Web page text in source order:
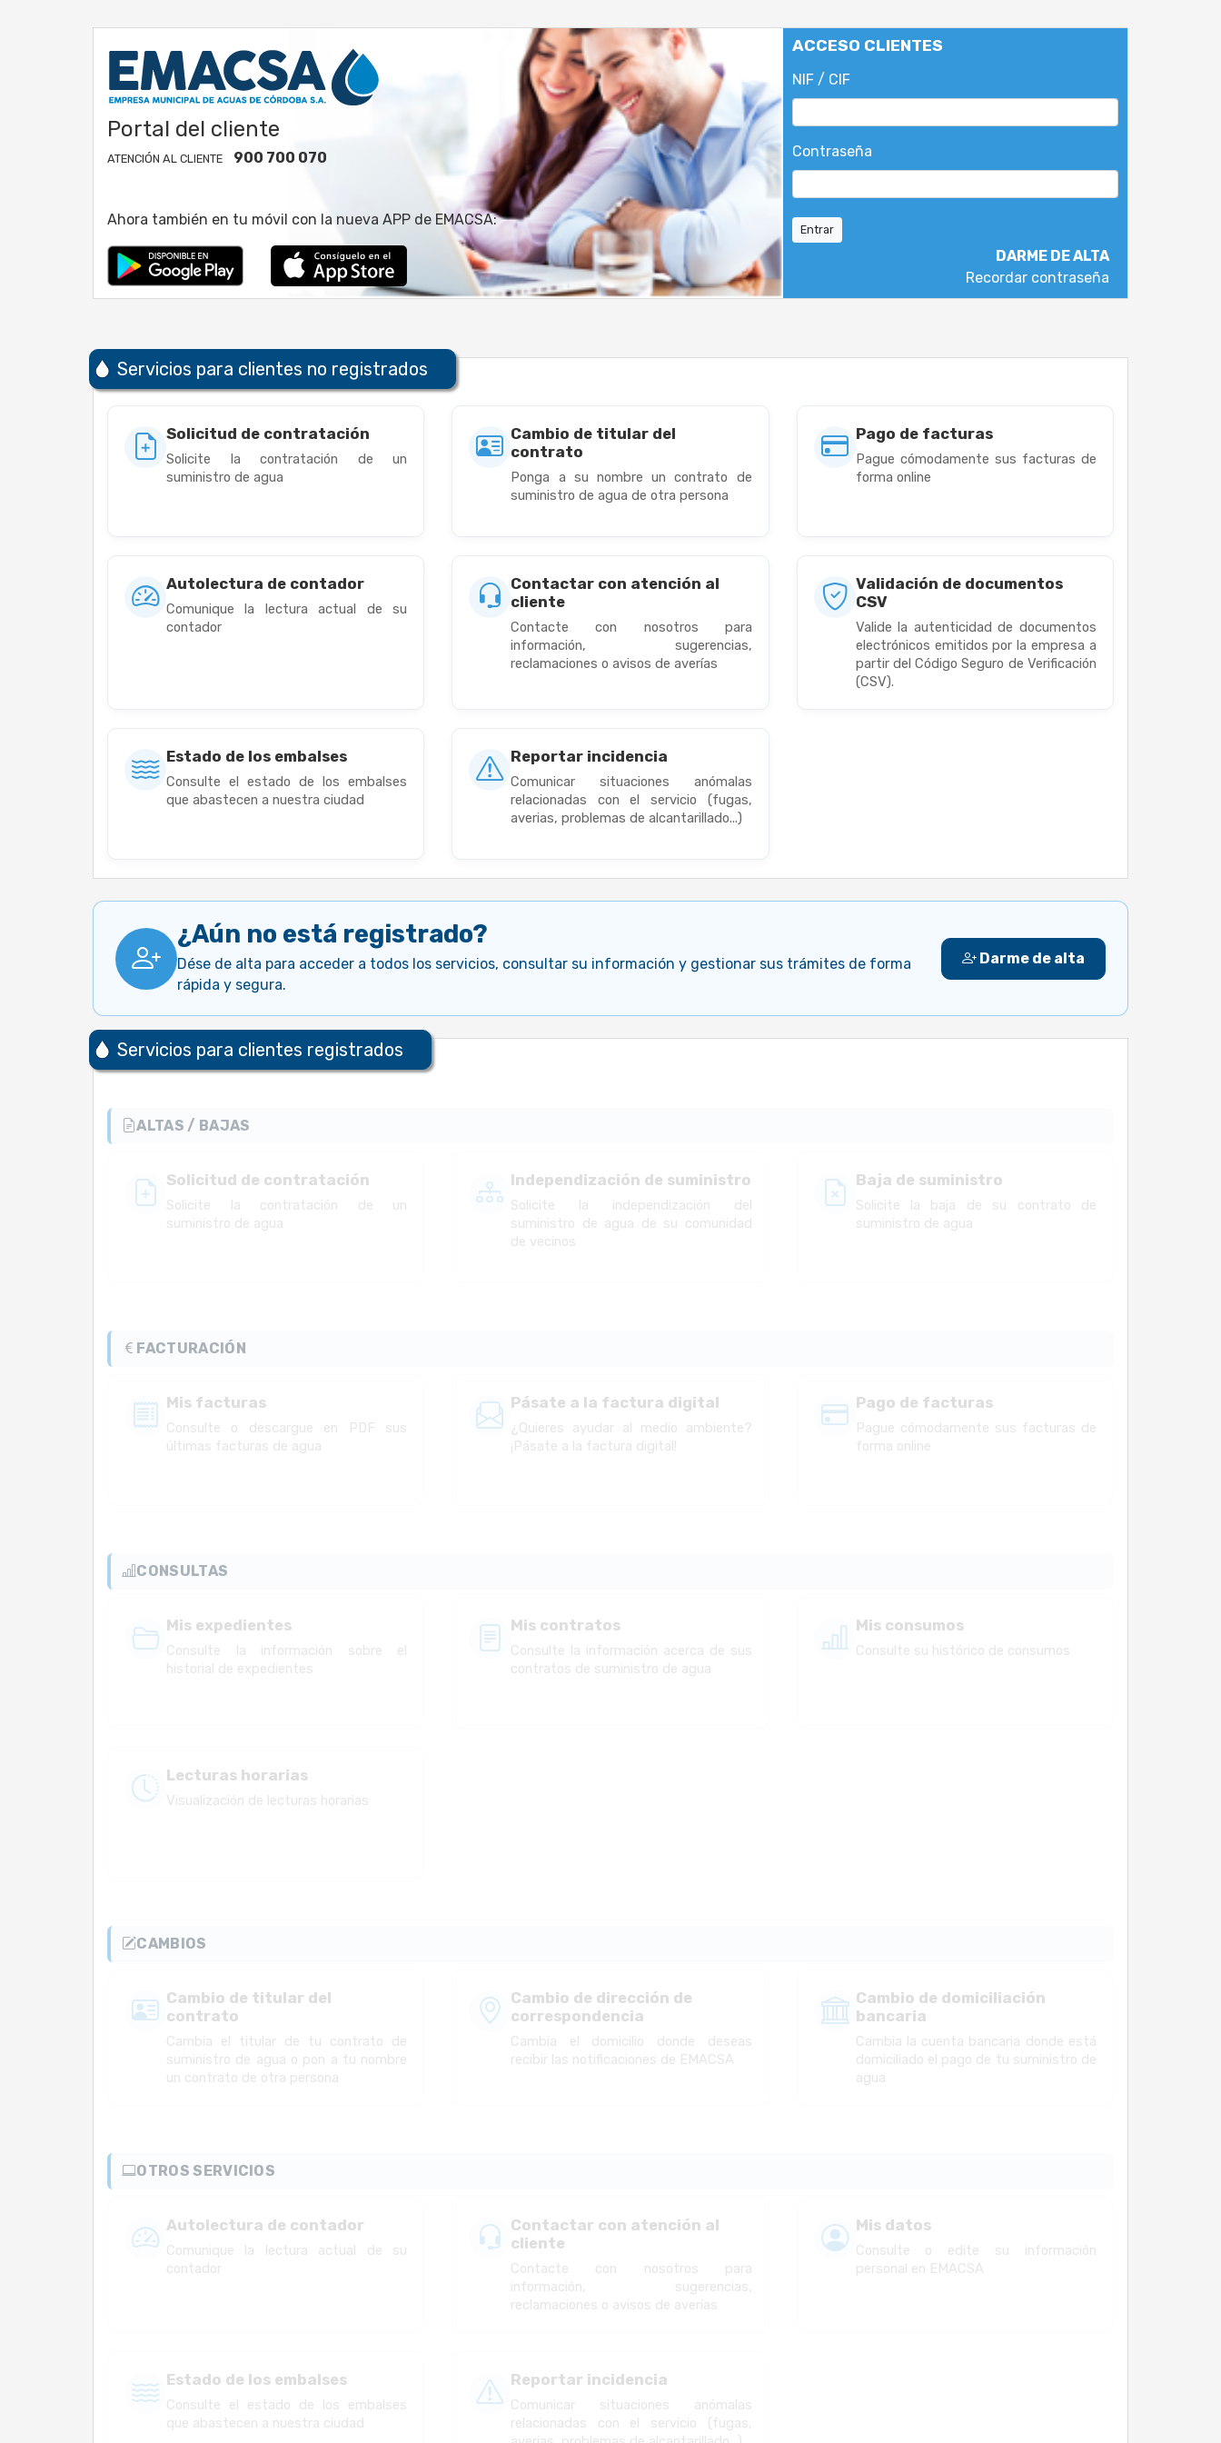
Portal del cliente
ATENCIÓN AL CLIENTE 900 700 070
Ahora también en tu móvil con la nueva APP de EMACSA:
ACCESO CLIENTES
NIF / CIF
Contraseña
Entrar
DARME DE ALTA
Recordar contraseña
Servicios para clientes no registrados
Solicitud de contratación
Solicite la contratación de un
suministro de agua
Cambio de titular del
contrato
Ponga a su nombre un contrato de
suministro de agua de otra persona
Pago de facturas
Pague cómodamente sus facturas de
forma online
Autolectura de contador
Comunique la lectura actual de su
contador
Contactar con atención al
cliente
Contacte con nosotros para
información, sugerencias,
reclamaciones o avisos de averías
Validación de documentos
CSV
Valide la autenticidad de documentos
electrónicos emitidos por la empresa a
partir del Código Seguro de Verificación
(CSV).
Estado de los embalses
Consulte el estado de los embalses
que abastecen a nuestra ciudad
Reportar incidencia
Comunicar situaciones anómalas
relacionadas con el servicio (fugas,
averias, problemas de alcantarillado...)
¿Aún no está registrado?
Dése de alta para acceder a todos los servicios, consultar su información y gestionar sus trámites de forma
rápida y segura.
Darme de alta
Servicios para clientes registrados
ALTAS / BAJAS
Solicitud de contratación
Solicite la contratación de un
suministro de agua
Independización de suministro
Solicite la independización del
suministro de agua de su comunidad
de vecinos
Baja de suministro
Solicite la baja de su contrato de
suministro de agua
FACTURACIÓN
Mis facturas
Consulte o descargue en PDF sus
últimas facturas de agua
Pásate a la factura digital
¿Quieres ayudar al medio ambiente?
¡Pásate a la factura digital!
Pago de facturas
Pague cómodamente sus facturas de
forma online
CONSULTAS
Mis expedientes
Consulte la información sobre el
historial de expedientes
Mis contratos
Consulte la información acerca de sus
contratos de suministro de agua
Mis consumos
Consulte su histórico de consumos
Lecturas horarias
Visualización de lecturas horarias
CAMBIOS
Cambio de titular del
contrato
Cambia el titular de tu contrato de
suministro de agua o pon a tu nombre
un contrato de otra persona
Cambio de dirección de
correspondencia
Cambia el domicilio donde deseas
recibir las notificaciones de EMACSA
Cambio de domiciliación
bancaria
Cambia la cuenta bancaria donde está
domiciliado el pago de tu suministro de
agua
OTROS SERVICIOS
Autolectura de contador
Comunique la lectura actual de su
contador
Contactar con atención al
cliente
Contacte con nosotros para
información, sugerencias,
reclamaciones o avisos de averías
Mis datos
Consulte o edite su información
personal en EMACSA
Estado de los embalses
Consulte el estado de los embalses
que abastecen a nuestra ciudad
Reportar incidencia
Comunicar situaciones anómalas
relacionadas con el servicio (fugas,